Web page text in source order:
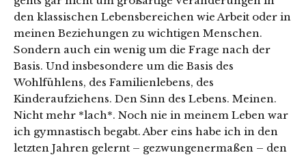
den klassischen Lebensbereichen wie Arbeit oder in
meinen Beziehungen zu wichtigen Menschen.
Sondern auch ein wenig um die Frage nach der
Basis. Und insbesondere um die Basis des
Wohlfühlens, des Familienlebens, des
Kinderaufziehens. Den Sinn des Lebens. Meinen.
Nicht mehr *lach*. Noch nie in meinem Leben war
ich gymnastisch begabt. Aber eins habe ich in den
letzten Jahren gelernt – gezwungenermaßen – den